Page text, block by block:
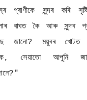
প্ৰাণীকে সুন্দৰ কৰি
বাঘত কৈ আৰু সুন্দৰ
জানো? ময়ুৰৰ খোটত
সেয়াতো আপুনি